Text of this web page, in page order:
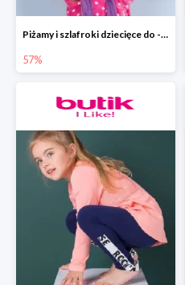
Piżamy i szlafroki dziecięce do -57% w ebutik.pl
57%